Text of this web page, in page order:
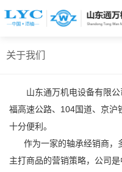
关于我们
山东通万机电设备有限
福高速公路、 104国道、京沪
十分便利。
作为一家的轴承经销商，
主打商品的营销策略，公司